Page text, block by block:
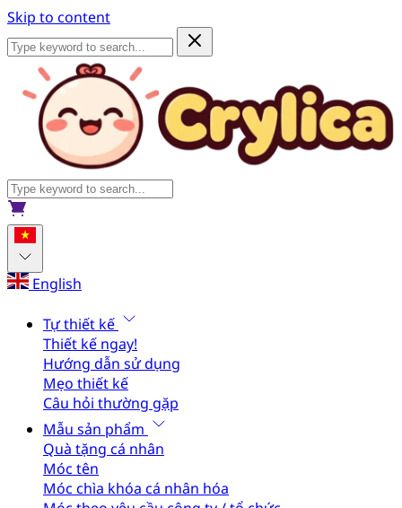
Skip to content
English
Tự thiết kế
Thiết kế ngay!
Hướng dẫn sử dụng
Mẹo thiết kế
Câu hỏi thường gặp
Mẫu sản phẩm
Quà tặng cá nhân
Móc tên
Móc chìa khóa cá nhân hóa